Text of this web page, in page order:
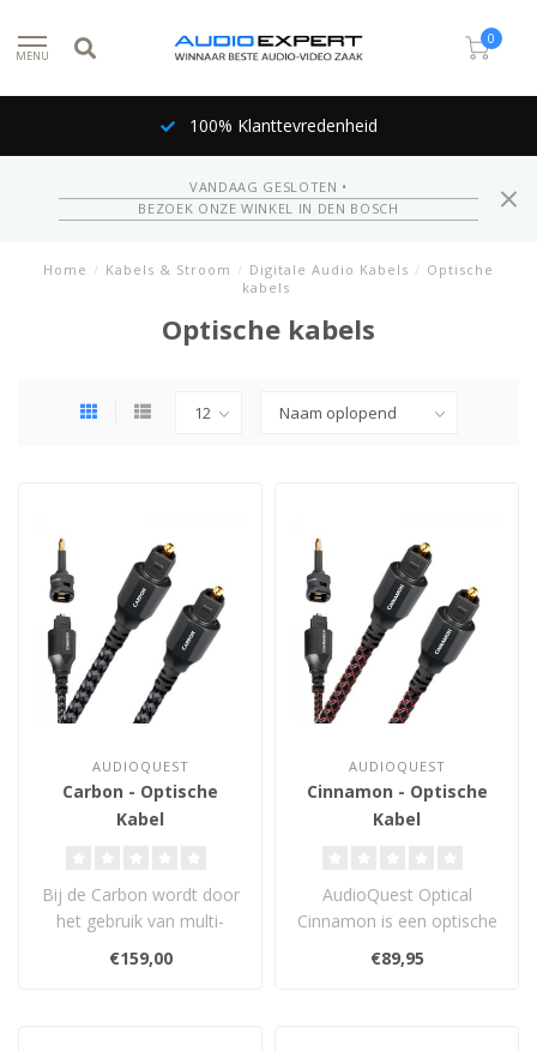
MENU
0
100% Klanttevredenheid
VANDAAG GESLOTEN •
BEZOEK ONZE WINKEL IN DEN BOSCH
Home / Kabels & Stroom / Digitale Audio Kabels / Optische
kabels
Optische kabels
AUDIOQUEST
Carbon - Optische
Kabel
Bij de Carbon wordt door
het gebruik van multi-
fibers een zuiverdere
signaalove..
€159,00
AUDIOQUEST
Cinnamon - Optische
Kabel
AudioQuest Optical
Cinnamon is een optische
kwaliteitskabel met een
zuiverder ge..
€89,95